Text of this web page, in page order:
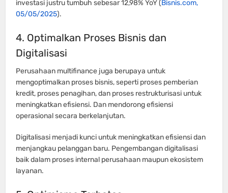
investasi justru tumbuh sebesar 12,98% YoY (Bisnis.com,
05/05/2025).
4. Optimalkan Proses Bisnis dan
Digitalisasi
Perusahaan multifinance juga berupaya untuk
mengoptimalkan proses bisnis, seperti proses pemberian
kredit, proses penagihan, dan proses restrukturisasi untuk
meningkatkan efisiensi. Dan mendorong efisiensi
operasional secara berkelanjutan.
Digitalisasi menjadi kunci untuk meningkatkan efisiensi dan
menjangkau pelanggan baru. Pengembangan digitalisasi
baik dalam proses internal perusahaan maupun ekosistem
layanan.